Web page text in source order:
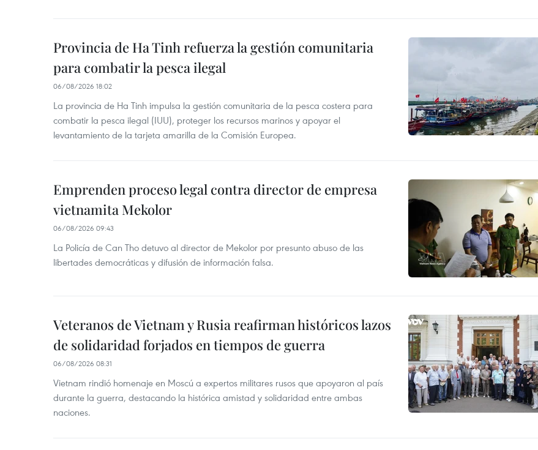
Provincia de Ha Tinh refuerza la gestión comunitaria
para combatir la pesca ilegal
06/08/2026 18:02
La provincia de Ha Tinh impulsa la gestión comunitaria de la pesca costera para
combatir la pesca ilegal (IUU), proteger los recursos marinos y apoyar el
levantamiento de la tarjeta amarilla de la Comisión Europea.
Emprenden proceso legal contra director de empresa
vietnamita Mekolor
06/08/2026 09:43
La Policía de Can Tho detuvo al director de Mekolor por presunto abuso de las
libertades democráticas y difusión de información falsa.
Veteranos de Vietnam y Rusia reafirman históricos lazos
de solidaridad forjados en tiempos de guerra
06/08/2026 08:31
Vietnam rindió homenaje en Moscú a expertos militares rusos que apoyaron al país
durante la guerra, destacando la histórica amistad y solidaridad entre ambas
naciones.